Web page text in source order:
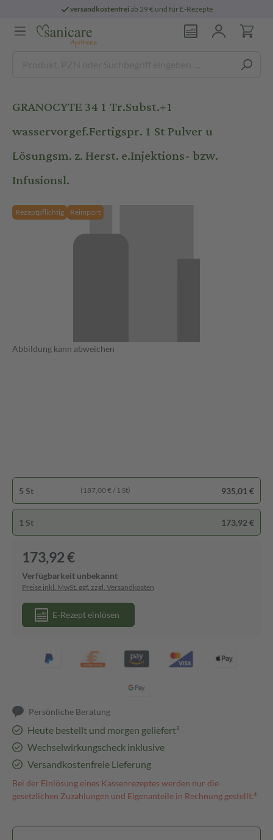
versandkostenfreiab 29 € und für E-Rezepte
GRANOCYTE 34 1 Tr.Subst.+1
wasservorgef.Fertigspr. 1 St Pulver u
Lösungsm. z. Herst. e.Injektions- bzw.
Infusionsl.
Rezeptpflichtig Reimport
Abbildung kann abweichen
5 St (187,00 € / 1 St) 935,01 €
1 St 173,92 €
173,92 €
Verfügbarkeit unbekannt
Preise inkl. MwSt. ggf. zzgl. Versandkosten
E-Rezept einlösen
Persönliche Beratung
Heute bestellt und morgen geliefert³
Wechselwirkungscheck inklusive
Versandkostenfreie Lieferung
Bei der Einlösung eines Kassenrezeptes werden nur die
gesetzlichen Zuzahlungen und Eigenanteile in Rechnung gestellt.⁴